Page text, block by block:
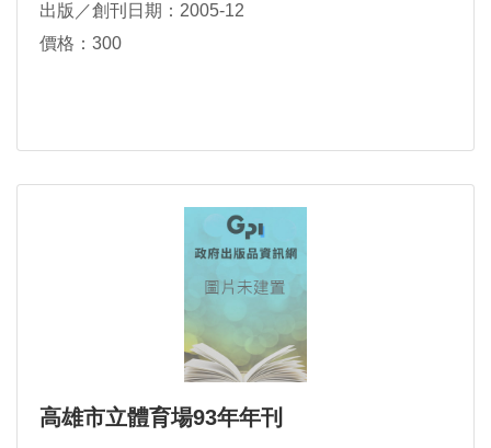
出版／創刊日期：2005-12
價格：300
高雄市立體育場93年年刊